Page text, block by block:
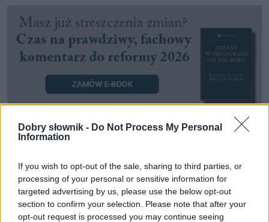
Dobry słownik - Do Not Process My Personal
Information
If you wish to opt-out of the sale, sharing to third parties, or
processing of your personal or sensitive information for
targeted advertising by us, please use the below opt-out
section to confirm your selection. Please note that after your
opt-out request is processed you may continue seeing
Zobacz, co zyskują abonenci Dobrego słownika.
SPRAWDŹ